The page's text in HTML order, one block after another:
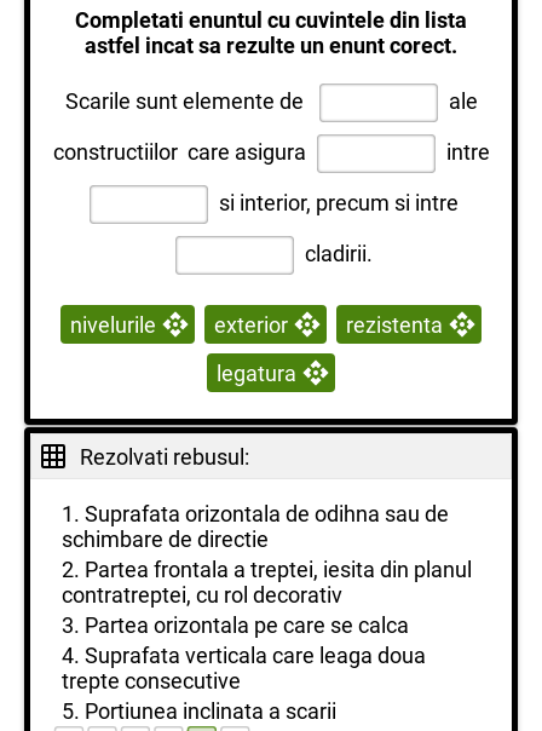
Completati enuntul cu cuvintele din lista
astfel incat sa rezulte un enunt corect.
Scarile sunt elemente de
ale
constructiilor care asigura
intre
si interior, precum si intre
cladirii.
nivelurile exterior
rezistenta
legatura
Rezolvati rebusul:
1. Suprafata orizontala de odihna sau de
schimbare de directie
2. Partea frontala a treptei, iesita din planul
contratreptei, cu rol decorativ
3. Partea orizontala pe care se calca
4. Suprafata verticala care leaga doua
trepte consecutive
5. Portiunea inclinata a scarii